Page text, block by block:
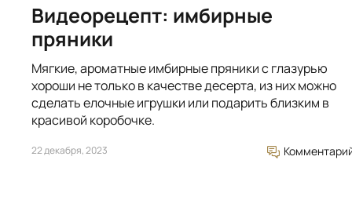
Видеорецепт: имбирные
пряники
Мягкие, ароматные имбирные пряники с глазурью
хороши не только в качестве десерта, из них можно
сделать елочные игрушки или подарить близким в
красивой коробочке.
22 декабря, 2023